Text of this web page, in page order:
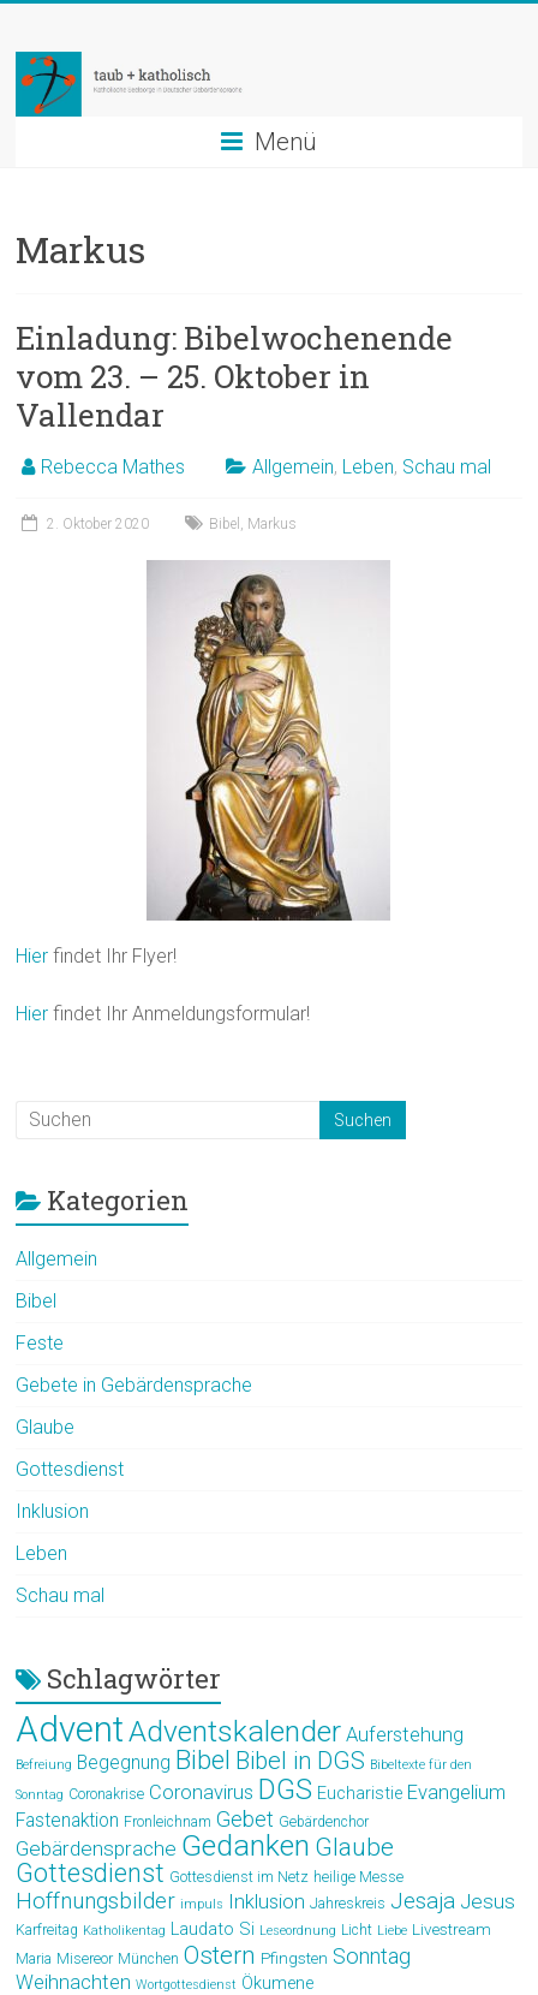
springen
taub
+
katholisch
in
Menü
Markus
Einladung: Bibelwochenende
vom 23. – 25. Oktober in
Vallendar
Rebecca Mathes Allgemein, Leben, Schau mal
2. Oktober 2020 Bibel Markus
Hier findet Ihr Flyer!
Hier findet Ihr Anmeldungsformular!
Kategorien
Allgemein
Bibel
Feste
Gebete in Gebärdensprache
Glaube
Gottesdienst
Inklusion
Leben
Schau mal
Schlagwörter
AdventAdventskalender Auferstehung
Befreiung Begegnung Bibel Bibel in DGS Bibeltexte für den
Sonntag Coronakrise Coronavirus DGS Eucharistie Evangelium
Fastenaktion Fronleichnam Gebet Gebärdenchor
Gebärdensprache Gedanken Glaube
Gottesdienst Gottesdienst im Netz heilige Messe
Hoffnungsbilder impuls Inklusion Jahreskreis Jesaja Jesus
Karfreitag Katholikentag Laudato Si Leseordnung Licht Liebe Livestream
Maria Misereor München Ostern Pfingsten Sonntag
Weihnachten Wortgottesdienst Ökumene